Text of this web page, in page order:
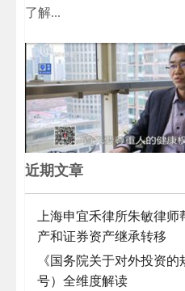
了解...
近期文章
上海申宜禾律所朱敏律
产和证券资产继承转移
《国务院关于对外投资
号）全维度解读